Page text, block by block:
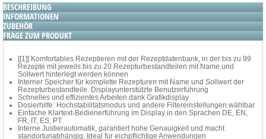
BESCHREIBUNG
INFORMATIONEN
ZUBEHÖR
FRAGE ZUM PRODUKT
[[1]] Komfortables Rezeptieren mit der Rezeptdatenbank, in der bis zu 99
Rezepte mit jeweils bis zu 20 Rezepturbestandteilen mit Name und
Sollwert hinterlegt werden können
Interner Speicher für komplette Rezepturen mit Name und Sollwert der
Rezepturbestandteile. Displayunterstützte Benutzerführung
Schnelles und effizientes Arbeiten dank Grafikdisplay
Dosierhilfe: Hochstabilitätsmodus und andere Filtereinstellungen wählbar
Einfache Klartext-Bedienerführung im Display in den Sprachen DE, EN,
FR, IT, ES, PT
Interne Justierautomatik, garantiert hohe Genauigkeit und macht
standortunabhängig. Ideal für eichpflichtige Anwendungen